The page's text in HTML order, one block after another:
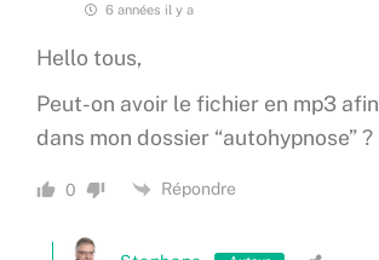
6 années il y a
Hello tous,
Peut-on avoir le fichier en mp3
dans mon dossier “autohypnose”
0 Répondre